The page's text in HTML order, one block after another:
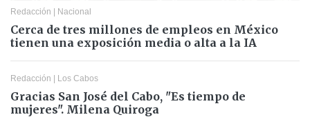
Redacción | Nacional
Cerca de tres millones de empleos en México
tienen una exposición media o alta a la IA
Redacción | Los Cabos
Gracias San José del Cabo, "Es tiempo de
mujeres". Milena Quiroga